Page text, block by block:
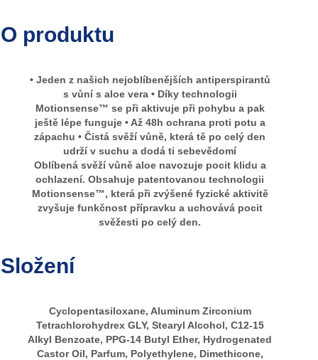
O produktu
• Jeden z našich nejoblíbenějších antiperspirantů
s vůní s aloe vera • Díky technologii
Motionsense™ se při aktivuje při pohybu a pak
ještě lépe funguje • Až 48h ochrana proti potu a
zápachu • Čistá svěží vůně, která tě po celý den
udrží v suchu a dodá ti sebevědomí
Oblíbená svěží vůně aloe navozuje pocit klidu a
ochlazení. Obsahuje patentovanou technologii
Motionsense™, která při zvýšené fyzické aktivitě
zvyšuje funkčnost přípravku a uchovává pocit
svěžesti po celý den.
Složení
Cyclopentasiloxane, Aluminum Zirconium
Tetrachlorohydrex GLY, Stearyl Alcohol, C12-15
Alkyl Benzoate, PPG-14 Butyl Ether, Hydrogenated
Castor Oil, Parfum, Polyethylene, Dimethicone,